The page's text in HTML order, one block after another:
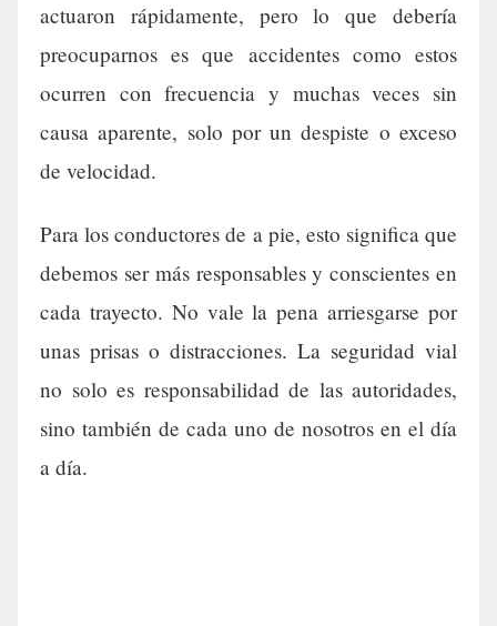
actuaron rápidamente, pero lo que debería
preocuparnos es que accidentes como estos
ocurren con frecuencia y muchas veces sin
causa aparente, solo por un despiste o exceso
de velocidad.
Para los conductores de a pie, esto significa que
debemos ser más responsables y conscientes en
cada trayecto. No vale la pena arriesgarse por
unas prisas o distracciones. La seguridad vial
no solo es responsabilidad de las autoridades,
sino también de cada uno de nosotros en el día
a día.